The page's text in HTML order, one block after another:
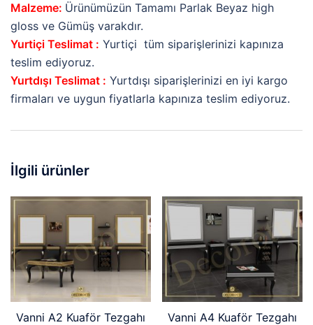
Malzeme: Ürünümüzün Tamamı Parlak Beyaz high
gloss ve Gümüş varakdır.
Yurtiçi Teslimat : Yurtiçi tüm siparişlerinizi kapınıza
teslim ediyoruz.
Yurtdışı Teslimat : Yurtdışı siparişlerinizi en iyi kargo
firmaları ve uygun fiyatlarla kapınıza teslim ediyoruz.
İlgili ürünler
Vanni A2 Kuaför Tezgahı Vanni A4 Kuaför Tezgahı